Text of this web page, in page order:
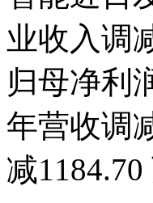
业收入调
归母净利
年营收调
减